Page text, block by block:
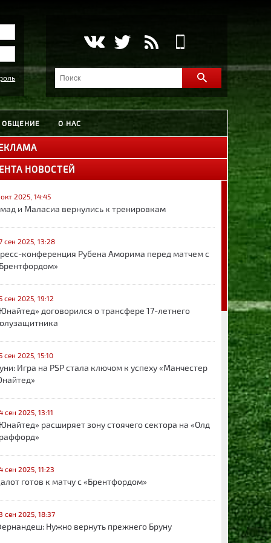
ОБЩЕНИЕ О НАС
НОВОСТЕЙ
2025, 14:45
и Маласиа вернулись к тренировкам
сен 2025, 13:28
конференция Рубена Аморима перед матчем с
сен 2025, 19:12
договорился о трансфере 17-летнего
сен 2025, 15:10
Игра на PSP стала ключом к успеху «Манчестер
сен 2025, 13:11
расширяет зону стоячего сектора на «Олд
сен 2025, 11:23
готов к матчу с «Брентфордом»
сен 2025, 18:37
Нужно вернуть прежнего Бруну